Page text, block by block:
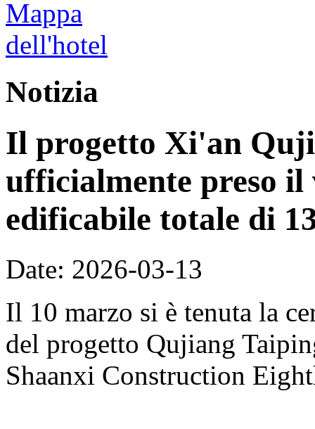
Notizia
Il progetto Xi'an
ufficialmente preso il
edificabile totale di
Date: 2026-03-13
Il 10 marzo si è tenuta la
del progetto Qujiang
Shaanxi Construction